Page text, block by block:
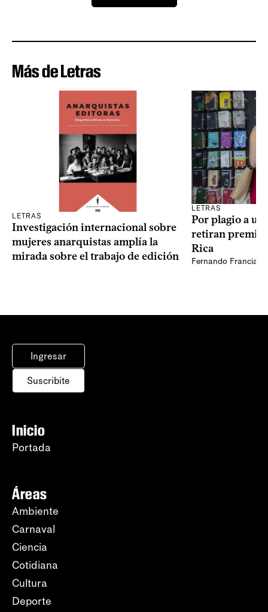
Más de Letras
LETRAS
Investigación internacional sobre
mujeres anarquistas amplía la
mirada sobre el trabajo de edición
LETRAS
Por plagio a
retiran premio
Rica
Fernando Francia,
Ingresar
Suscribite
Inicio
Portada
Áreas
Ambiente
Carnaval
Ciencia
Cotidiana
Cultura
Deporte